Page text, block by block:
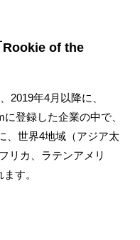
of the
2019年4月以降に、
登録した企業の中で、
、世界4地域（アジア太
リカ、ラテンアメリ
す。